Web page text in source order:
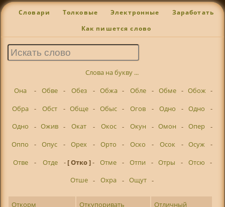
Словари Толковые Электронные Заработать
Как пишется слово
Слова на букву ...
Она
- Обве - Обез - Обжа - Обле - Обме - Обож -
Обра
- Обст - Обще - Обыс - Огов - Одно - Одно
-
Одно
- Ожив - Окат - Окос - Окун - Омон - Опер
-
Оппо
- Опус - Орех - Орто - Оско - Осок - Осуж
-
Отве
- Отде - [ Отко ]- Отме - Отпи - Отры - Отсю
-
Отше - Охра - Ощут -
Откорм Откупоривать
Отличный